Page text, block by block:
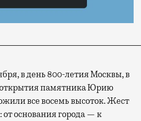
в день 800-летия Москвы, в
открытия памятника Юрию
все восемь высоток. Жест
основания города — к